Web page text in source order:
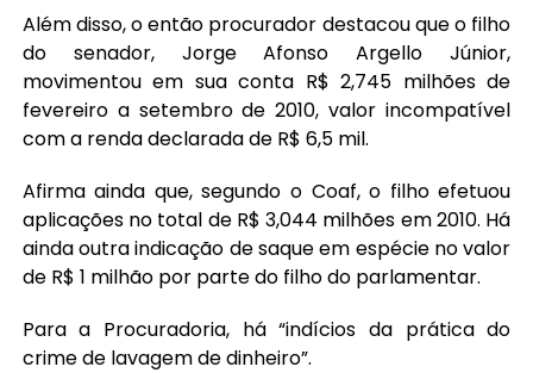
Além disso, o então procurador destacou que o filho
do senador, Jorge Afonso Argello Júnior,
movimentou em sua conta R$ 2,745 milhões de
fevereiro a setembro de 2010, valor incompatível
com a renda declarada de R$ 6,5 mil.
Afirma ainda que, segundo o Coaf, o filho efetuou
aplicações no total de R$ 3,044 milhões em 2010. Há
ainda outra indicação de saque em espécie no valor
de R$ 1 milhão por parte do filho do parlamentar.
Para a Procuradoria, há “indícios da prática do
crime de lavagem de dinheiro”.